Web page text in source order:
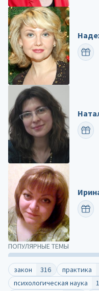
ПОПУЛЯРНЫЕ ТЕМЫ
закон 316 практика
психологическая наука